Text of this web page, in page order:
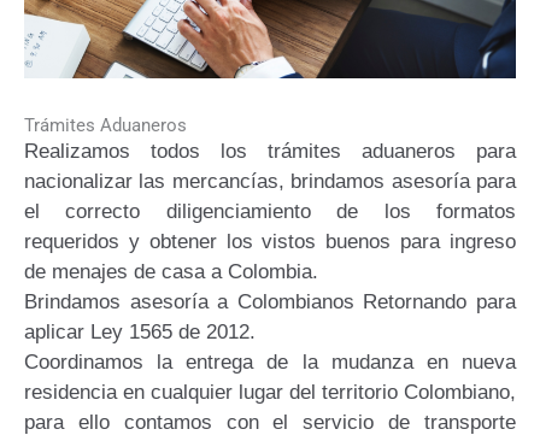
Trámites Aduaneros
Realizamos todos los trámites aduaneros para
nacionalizar las mercancías, brindamos asesoría para
el correcto diligenciamiento de los formatos
requeridos y obtener los vistos buenos para ingreso
de menajes de casa a Colombia.
Brindamos asesoría a Colombianos Retornando para
aplicar Ley 1565 de 2012.
Coordinamos la entrega de la mudanza en nueva
residencia en cualquier lugar del territorio Colombiano,
para ello contamos con el servicio de transporte